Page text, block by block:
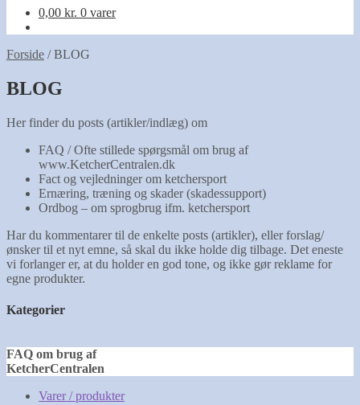
0,00 kr. 0 varer
Forside /BLOG
BLOG
Her finder du posts (artikler/indlæg) om
FAQ / Ofte stillede spørgsmål om brug af
www.KetcherCentralen.dk
Fact og vejledninger om ketchersport
Ernæring, træning og skader (skadessupport)
Ordbog – om sprogbrug ifm. ketchersport
Har du kommentarer til de enkelte posts (artikler), eller forslag/
ønsker til et nyt emne, så skal du ikke holde dig tilbage. Det eneste
vi forlanger er, at du holder en god tone, og ikke gør reklame for
egne produkter.
Kategorier
FAQ om brug af
KetcherCentralen
Varer / produkter